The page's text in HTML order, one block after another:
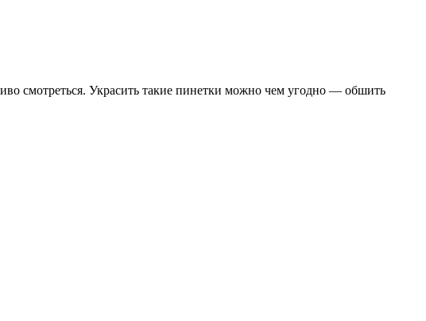
смотреться. Украсить такие пинетки можно чем угодно — обшить